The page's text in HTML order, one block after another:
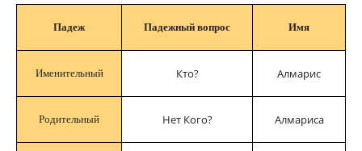
Падеж Падежный вопрос Имя
Именительный Кто? Алмарис
Родительный Нет Кого? Алмариса